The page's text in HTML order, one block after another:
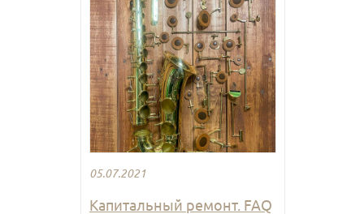
05.07.2021
Капитальный ремонт. FAQ